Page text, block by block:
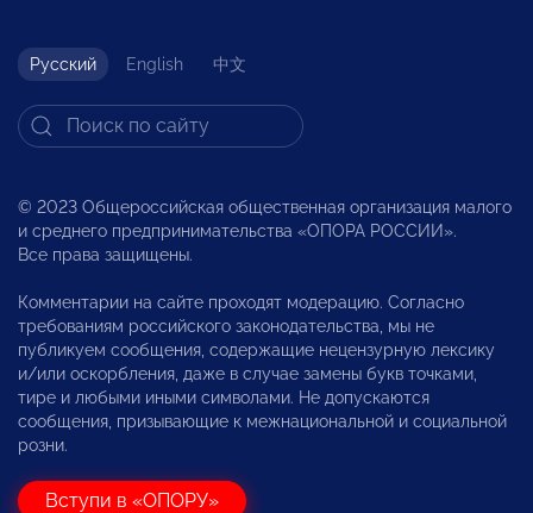
Русский English 中文
© 2023 Общероссийская общественная организация малого
и среднего предпринимательства «ОПОРА РОССИИ».
Все права защищены.
Комментарии на сайте проходят модерацию. Согласно
требованиям российского законодательства, мы не
публикуем сообщения, содержащие нецензурную лексику
и/или оскорбления, даже в случае замены букв точками,
тире и любыми иными символами. Не допускаются
сообщения, призывающие к межнациональной и социальной
розни.
Вступи в «ОПОРУ»